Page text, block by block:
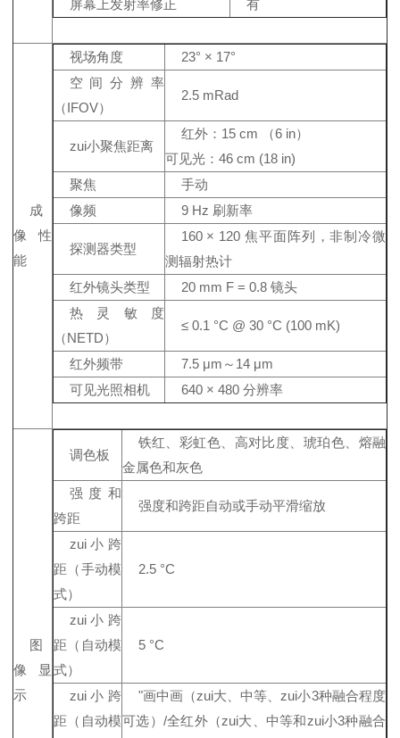
屏幕上发射率修正
有
成
像性
能
视场角度
23° × 17°
空间分辨率
（IFOV）
2.5 mRad
zui小聚焦距离
红外：15 cm （6 in）
可见光：46 cm (18 in)
聚焦
手动
像频
9 Hz 刷新率
探测器类型
160 × 120 焦平面阵列，非制冷微
测辐射热计
红外镜头类型
20 mm F = 0.8 镜头
热灵敏度
（NETD）
≤ 0.1 °C @ 30 °C (100 mK)
红外频带
7.5 μm～14 μm
可见光照相机
640 × 480 分辨率
图
像显
示
调色板
铁红、彩虹色、高对比度、琥珀色、熔融
金属色和灰色
强度和
跨距
强度和跨距自动或手动平滑缩放
zui小跨
距（手动模
式）
2.5 °C
zui小跨
距（自动模
式）
5 °C
zui小跨
距（自动模
"画中画（zui大、中等、zui小3种融合程度
可选）/全红外（zui大、中等和zui小3种融合